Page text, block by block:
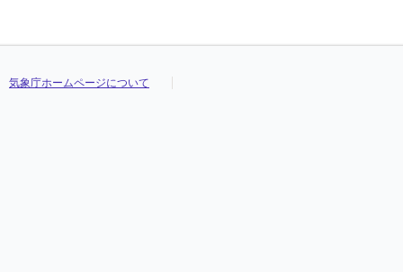
気象庁ホームページについて